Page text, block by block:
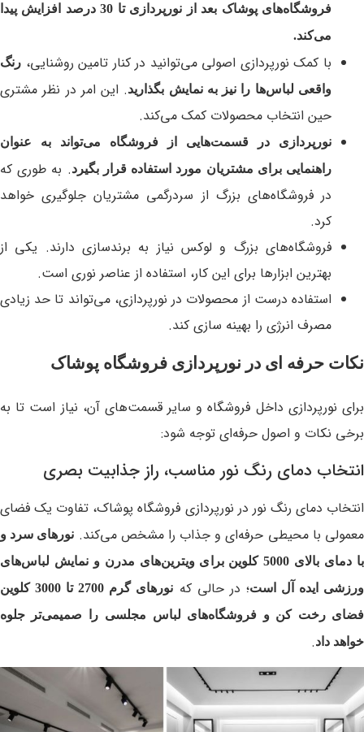
فروشگاه‌های پوشاک بعد از نورپردازی تا 30 درصد افزایش پیدا
می‌کند.
با کمک نورپردازی اصولی می‌توانید در کنار تامین روشنایی، رنگ
واقعی لباس‌ها را نیز به نمایش بگذارید. این امر در نظر مشتری
حین انتخاب محصولات کمک می‌کند.
نورپردازی در قسمت‌هایی از فروشگاه می‌تواند به عنوان
راهنمایی برای مشتریان مورد استفاده قرار بگیرد. به طوری که
در فروشگاه‌های بزرگ از سردرگمی مشتریان جلوگیری خواهد
کرد.
فروشگاه‌های بزرگ و لوکس نیاز به برندسازی دارند. یکی از
بهترین ابزارها برای این کار، استفاده از عناصر نوری است.
استفاده درست از محصولات در نورپردازی، می‌تواند تا حد زیادی
مصرف انرژی را بهینه‌ سازی کند.
نکات حرفه ای در نورپردازی فروشگاه پوشاک
برای نورپردازی داخل فروشگاه و سایر قسمت‌های آن، نیاز است تا به
برخی نکات و اصول حرفه‌ای توجه شود:
انتخاب دمای رنگ نور مناسب، راز جذابیت بصری
انتخاب دمای رنگ نور در نورپردازی فروشگاه پوشاک، تفاوت یک فضای
معمولی با محیطی حرفه‌ای و جذاب را مشخص می‌کند. نورهای سرد و
با دمای بالای 5000 کلوین برای ویترین‌های مدرن و نمایش لباس‌های
ورزشی ایده‌ آل است؛ در حالی که
نورهای گرم 2700 تا 3000 کلوین
فضای رخت‌ کن و فروشگاه‌های لباس مجلسی را صمیمی‌تر جلوه
خواهد داد.